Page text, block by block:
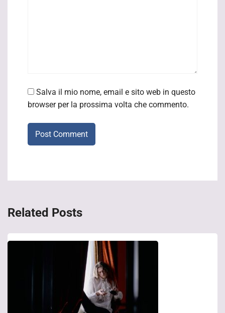
Salva il mio nome, email e sito web in questo
browser per la prossima volta che commento.
Post Comment
Related Posts